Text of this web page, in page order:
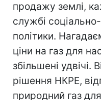
продажу землі,
службі
політики.
ціни на газ для
збільшені удвічі.
рішення НКРЕ,
природний газ